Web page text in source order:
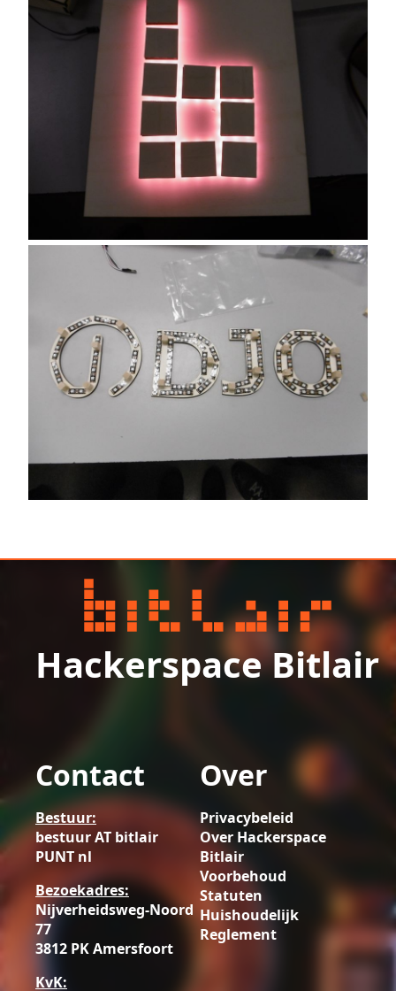
Hackerspace Bitlair
Contact
Bestuur:
bestuur AT bitlair
PUNT nl
Bezoekadres:
Nijverheidsweg-Noord
77
3812 PK Amersfoort
KvK:
Over
Privacybeleid
Over Hackerspace
Bitlair
Voorbehoud
Statuten
Huishoudelijk
Reglement